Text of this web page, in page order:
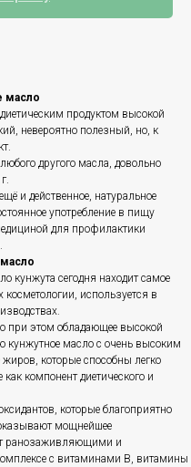
масло
продуктом высокой
невероятно полезный, но, к
другого масла, довольно
и действенное, натуральное
употребление в пищу
для профилактики
кунжута сегодня находит самое
используется в
при этом обладающее высокой
кунжутное масло с очень высоким
которые способны легко
компонент диетического и
которые благоприятно
мощнейшее
ранозаживляющими и
с витаминами B, витамины